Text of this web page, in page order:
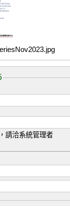
請洽系統管理者